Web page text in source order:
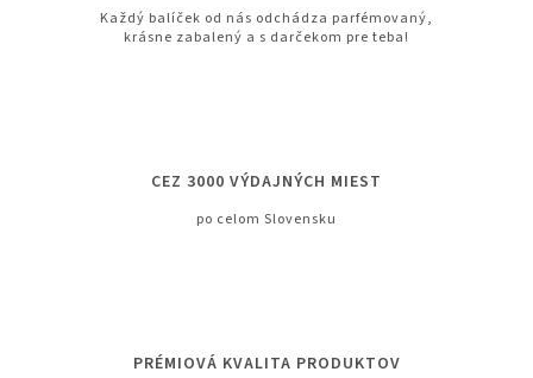
Každý balíček od nás odchádza parfémovaný,
krásne zabalený a s darčekom pre teba!
CEZ 3000 VÝDAJNÝCH MIEST
po celom Slovensku
PRÉMIOVÁ KVALITA PRODUKTOV